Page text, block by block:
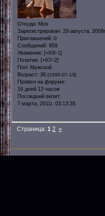
Откуда: Mos
Зарегистрирован: 29 августа, 2009г.
Приглашений: 0
Сообщений: 859
Уважение: [+63/-1]
Позитив: [+97/-2]
Пол: Мужской
Возраст: 36 [1990-07-19]
Провел на форуме:
16 дней 13 часов
Последний визит:
7 марта, 2011г. 03:13:35
Страница:1 2 »